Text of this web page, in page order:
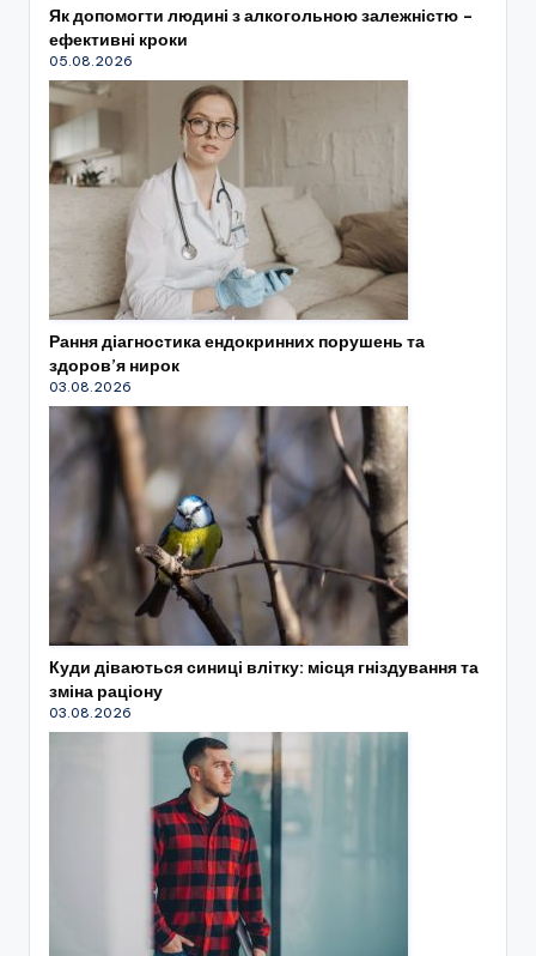
Як допомогти людині з алкогольною залежністю –
ефективні кроки
05.08.2026
Рання діагностика ендокринних порушень та
здоров’я нирок
03.08.2026
Куди діваються синиці влітку: місця гніздування та
зміна раціону
03.08.2026